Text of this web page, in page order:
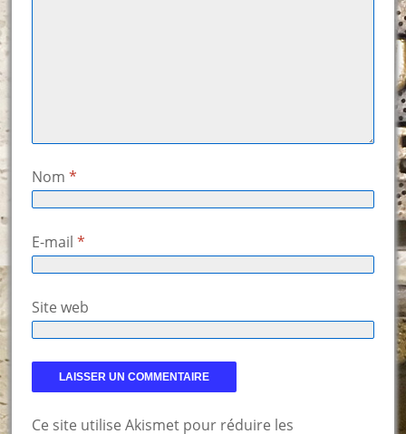
Nom *
E-mail *
Site web
Ce site utilise Akismet pour réduire les